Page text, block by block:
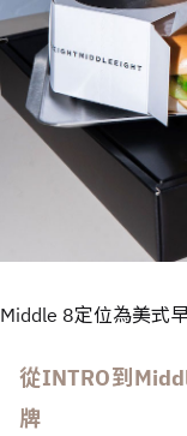
Middle 8定位為美式
從INTRO到
牌